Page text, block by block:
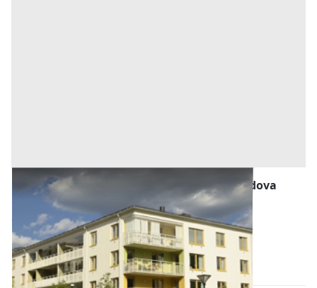
Abitazione di Tipo Economico all'asta a Padova
Ospedaletto Euganeo (Padova)
Offerta minima
23.625 € 31.500 €
Codice asta: AJ749124
Asta chiusa